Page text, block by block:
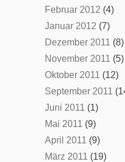
Februar 2012 (4)
Januar 2012 (7)
Dezember 2011 (8)
November 2011 (5)
Oktober 2011 (12)
September 2011
Juni 2011 (1)
Mai 2011 (9)
April 2011 (9)
März 2011 (19)